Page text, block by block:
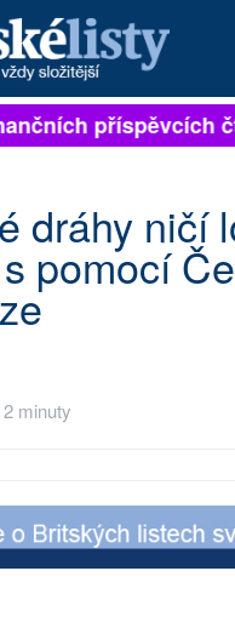
ZA 7 DNÍ
NA PROVOZ
příspěvcích
dráhy ničí
pomocí
minuty